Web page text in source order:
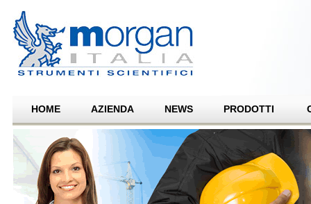
HOME AZIENDA NEWS PRODOTTI